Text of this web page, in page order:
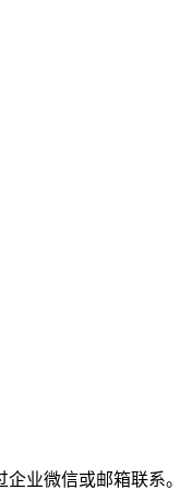
业微信或邮箱联系。